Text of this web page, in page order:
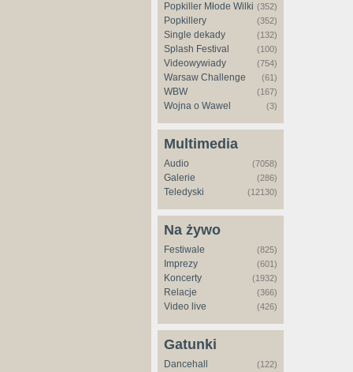
Popkiller Młode Wilki (352)
Popkillery (352)
Single dekady (132)
Splash Festival (100)
Videowywiady (754)
Warsaw Challenge (61)
WBW (167)
Wojna o Wawel (3)
Multimedia
Audio (7058)
Galerie (286)
Teledyski (12130)
Na żywo
Festiwale (825)
Imprezy (601)
Koncerty (1932)
Relacje (366)
Video live (426)
Gatunki
Dancehall (122)